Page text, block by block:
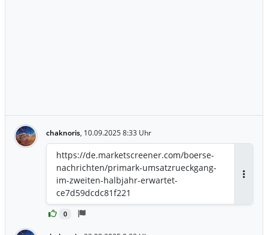
chaknoris, 10.09.2025 8:33 Uhr
0
https://de.marketscreener.com/boerse-
nachrichten/primark-umsatzrueckgang-
im-zweiten-halbjahr-erwartet-
ce7d59dcdc81f221